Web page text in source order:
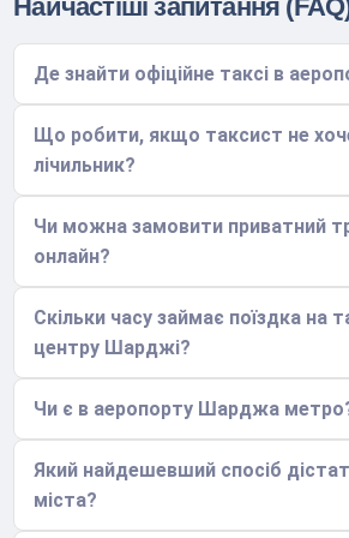
Найчастіші запитання
Де знайти офіційне таксі в
Що робити, якщо таксист не
лічильник?
Чи можна замовити приватний
онлайн?
Скільки часу займає поїздка на
центру Шарджі?
Чи є в аеропорту Шарджа
Який найдешевший спосіб
міста?